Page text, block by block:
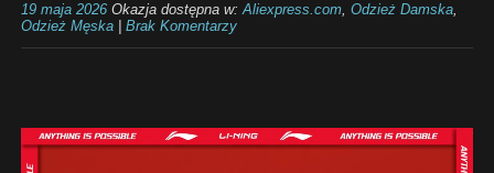
19 maja 2026Okazja dostępna w:Aliexpress.com, Odzież Damska,
Odzież Męska| Brak Komentarzy